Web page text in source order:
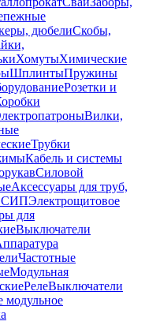
дюбелиСкобы,
ХомутыХимические
ШплинтыПружины
Розетки и
Вилки,
Трубки
Кабель и системы
Силовой
Аксессуары для труб,
СИПЭлектрощитовое
для
Выключатели
Частотные
Модульная
РелеВыключатели
модульное